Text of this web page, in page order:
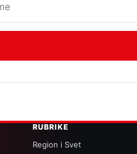
RUBRIKE
Region i Svet